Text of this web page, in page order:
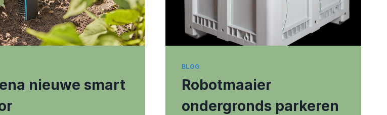
nieuwe smart
BLOG
Robotmaaier
ondergronds parkeren